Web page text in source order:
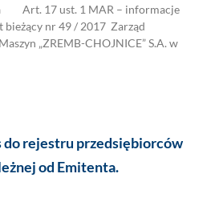
Art. 17 ust. 1 MAR – informacje
nr 49 / 2017 Zarząd
„ZREMB-CHOJNICE” S.A. w
rejestru przedsiębiorców
od Emitenta.